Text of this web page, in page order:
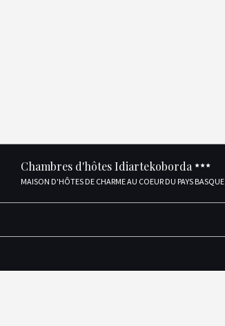
Chambres d'hôtes Idiartekoborda
MAISON D'HÔTES DE CHARME AU COEUR DU PAYS BASQUE